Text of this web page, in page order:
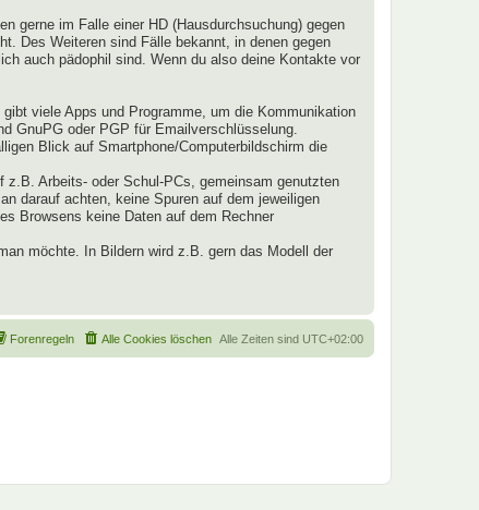
gerne im Falle einer HD (Hausdurchsuchung) gegen
Des Weiteren sind Fälle bekannt, in denen gegen
auch pädophil sind. Wenn du also deine Kontakte vor
viele Apps und Programme, um die Kommunikation
GnuPG oder PGP für Emailverschlüsselung.
Blick auf Smartphone/Computerbildschirm die
z.B. Arbeits- oder Schul-PCs, gemeinsam genutzten
darauf achten, keine Spuren auf dem jeweiligen
Browsens keine Daten auf dem Rechner
möchte. In Bildern wird z.B. gern das Modell der
Alle Zeiten sind UTC+02:00
Alle Cookies löschen
Forenregeln